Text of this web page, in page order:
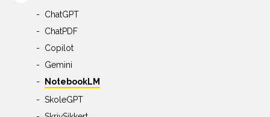
ChatGPT
ChatPDF
Copilot
Gemini
NotebookLM
SkoleGPT